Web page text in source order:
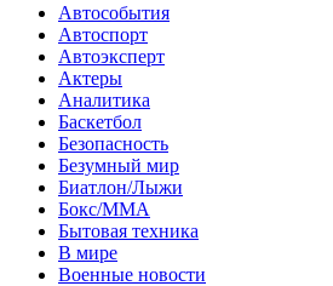
Автособытия
Автоспорт
Автоэксперт
Актеры
Аналитика
Баскетбол
Безопасность
Безумный мир
Биатлон/Лыжи
Бокс/MMA
Бытовая техника
В мире
Военные новости